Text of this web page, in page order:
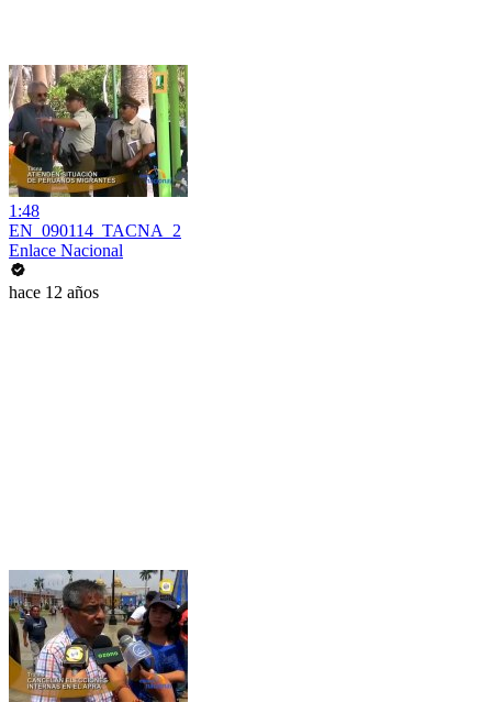
1:48
EN_090114_TACNA_2
Enlace Nacional
hace 12 años